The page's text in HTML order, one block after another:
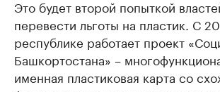
Это будет второй попыткой
перевести льготы на пластик. С
республике работает проект
Башкортостана» –
именная пластиковая карта со